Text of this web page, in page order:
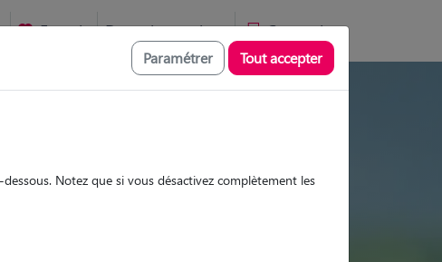
Favoris Devenir pet sitter Connexion
visites et promenades
Promenades
Paramétrer Tout accepter
Notez que si vous désactivez complètement les